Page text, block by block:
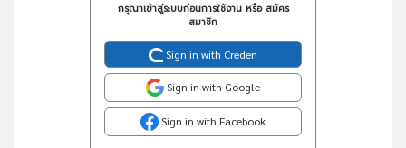
กรุณาเข้าสู่ระบบก่อนการใช้งาน หรือ สมัคร
สมาชิก
Sign in with Creden
Sign in with Google
Sign in with Facebook